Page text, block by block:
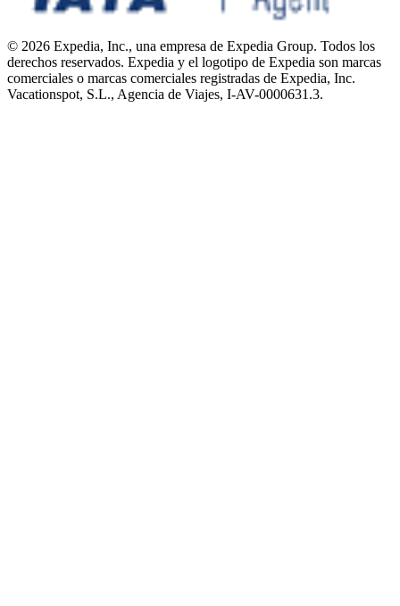
© 2026 Expedia, Inc., una empresa de Expedia Group. Todos los
derechos reservados. Expedia y el logotipo de Expedia son marcas
comerciales o marcas comerciales registradas de Expedia, Inc.
Vacationspot, S.L., Agencia de Viajes, I-AV-0000631.3.